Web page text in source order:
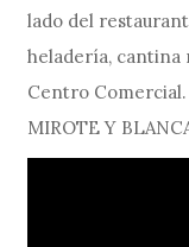
lado del
heladería, cantina
Centro Comercial.
MIROTE Y